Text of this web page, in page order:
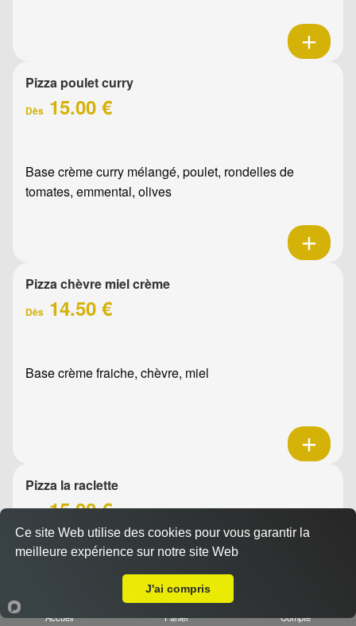
Pizza poulet curry
Dès 15.00 €
Base crème curry mélangé, poulet, rondelles de
tomates, emmental, olives
Pizza chèvre miel crème
Dès 14.50 €
Base crème fraiche, chèvre, miel
Pizza la raclette
Dès15.00 €
Base crème fraîche, raclette, jambon, oignons confits,
Accueil Panier Compte
Ce site Web utilise des cookies pour vous garantir la
meilleure expérience sur notre site Web
J'ai compris